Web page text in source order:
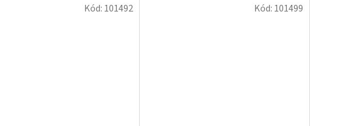
Kód: 101492 Kód: 101499